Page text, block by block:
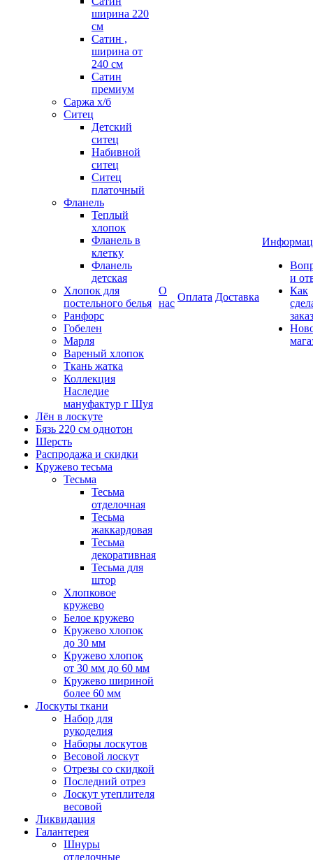
ширина 220
см
Сатин ,
ширина от
240 см
Сатин
премиум
Саржа х/б
Ситец
Детский
ситец
Набивной
ситец
Ситец
платочный
Фланель
Теплый
хлопок
Фланель в
клетку
Фланель
детская
Хлопок для
постельного белья
Ранфорс
Гобелен
Марля
Вареный хлопок
Ткань жатка
Коллекция
Наследие
мануфактур г Шуя
Лён в лоскуте
Бязь 220 см однотон
Шерсть
Распродажа и скидки
Кружево тесьма
Тесьма
Тесьма
отделочная
Тесьма
жаккардовая
Тесьма
декоративная
Тесьма для
штор
Хлопковое
кружево
Белое кружево
Кружево хлопок
до 30 мм
Кружево хлопок
от 30 мм до 60 мм
Кружево шириной
более 60 мм
Лоскуты ткани
Набор для
рукоделия
Наборы лоскутов
Весовой лоскут
Отрезы со скидкой
Последний отрез
Лоскут утеплителя
весовой
Ликвидация
Галантерея
Шнуры
отделочные
О
нас
Оплата Доставка
и
Как
заказ